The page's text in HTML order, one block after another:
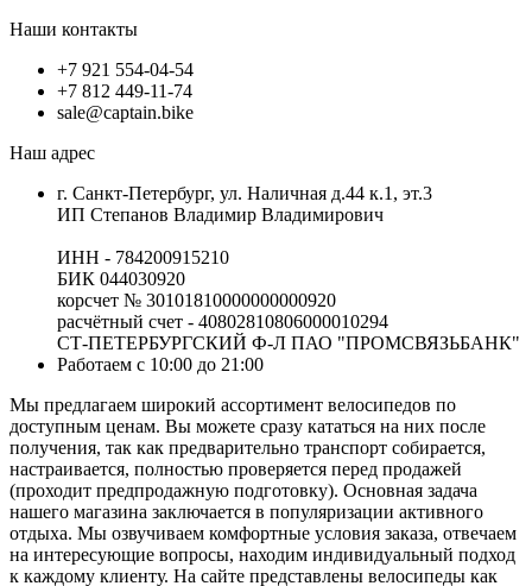
Наши контакты
+7 921 554-04-54
+7 812 449-11-74
sale@captain.bike
Наш адрес
г. Санкт-Петербург, ул. Наличная д.44 к.1, эт.3
ИП Степанов Владимир Владимирович
ИНН - 784200915210
БИК 044030920
корсчет № 30101810000000000920
расчётный счет - 40802810806000010294
СТ-ПЕТЕРБУРГСКИЙ Ф-Л ПАО "ПРОМСВЯЗЬБАНК"
Работаем с 10:00 до 21:00
Мы предлагаем широкий ассортимент велосипедов по
доступным ценам. Вы можете сразу кататься на них после
получения, так как предварительно транспорт собирается,
настраивается, полностью проверяется перед продажей
(проходит предпродажную подготовку). Основная задача
нашего магазина заключается в популяризации активного
отдыха. Мы озвучиваем комфортные условия заказа, отвечаем
на интересующие вопросы, находим индивидуальный подход
к каждому клиенту. На сайте представлены велосипеды как